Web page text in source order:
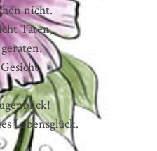
nicht.
Taten,
Lebensglück.